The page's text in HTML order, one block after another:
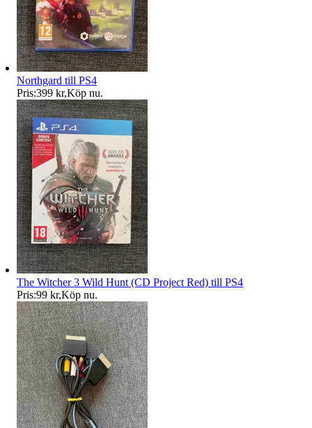
Northgard till PS4
Pris:399 kr,Köp nu.
The Witcher 3 Wild Hunt (CD Project Red) till PS4
Pris:99 kr,Köp nu.